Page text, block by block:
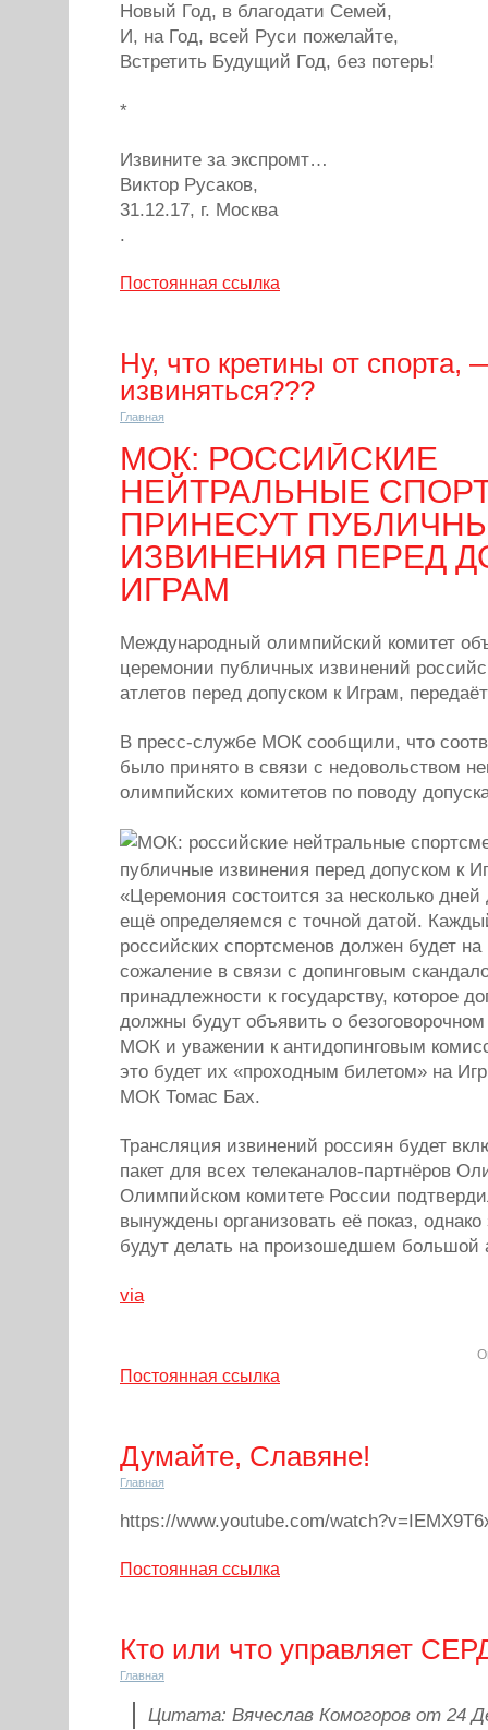
Новый Год, в благодати Семей,
И, на Год, всей Руси пожелайте,
Встретить Будущий Год, без потерь!
*
Извините за экспромт…
Виктор Русаков,
31.12.17, г. Москва
.
Постоянная ссылка
Ну, что кретины от спорта,
извиняться???
Главная
МОК: РОССИЙСКИЕ
НЕЙТРАЛЬНЫЕ
ПРИНЕСУТ
ИЗВИНЕНИЯ ПЕРЕД
ИГРАМ
Международный олимпийский комитет
церемонии публичных извинений
атлетов перед допуском к Играм,
В пресс-службе МОК сообщили, что
было принято в связи с недовольством
олимпийских комитетов по поводу
«Церемония состоится за несколько
ещё определяемся с точной датой.
российских спортсменов должен будет
сожаление в связи с допинговым
принадлежности к государству, которое
должны будут объявить о
МОК и уважении к антидопинговым
это будет их «проходным билетом» на
МОК Томас Бах.
Трансляция извинений россиян будет
пакет для всех телеканалов-партнёров
Олимпийском комитете России
вынуждены организовать её показ,
будут делать на произошедшем большой
via
Постоянная ссылка
Думайте, Славяне!
Главная
https://www.youtube.com/
Постоянная ссылка
Кто или что управляет
Главная
Цитата: Вячеслав Комогоров от 24